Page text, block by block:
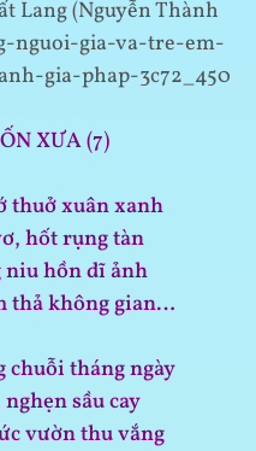
XƯA (7)
thuở xuân xanh
hốt rụng tàn
niu hồn dĩ ảnh
thả không gian…
chuỗi tháng ngày
sầu cay
vườn thu vắng